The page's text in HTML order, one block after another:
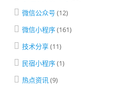
微信公众号(12)
微信小程序(161)
技术分享(11)
民宿小程序(1)
热点资讯(9)